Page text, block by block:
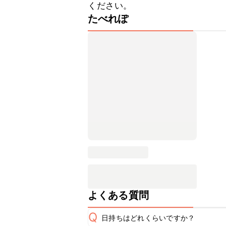
ください。
たべれぽ
よくある質問
Q 日持ちはどれくらいですか？